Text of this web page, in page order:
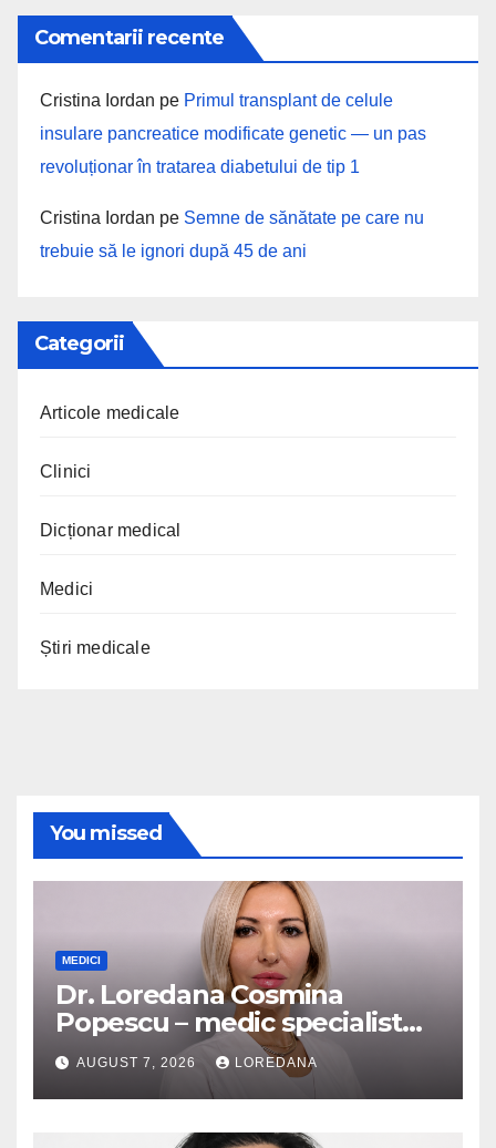
Comentarii recente
Cristina Iordan pe Primul transplant de celule
insulare pancreatice modificate genetic — un pas
revoluționar în tratarea diabetului de tip 1
Cristina Iordan pe Semne de sănătate pe care nu
trebuie să le ignori după 45 de ani
Categorii
Articole medicale
Clinici
Dicționar medical
Medici
Știri medicale
You missed
MEDICI
Dr. Loredana Cosmina
Popescu – medic specialist
dermatologie
AUGUST 7, 2026 LOREDANA